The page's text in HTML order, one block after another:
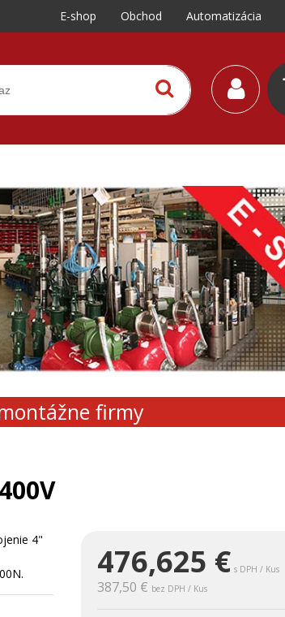
E-shop Obchod Automatizácia
firmy
476,625 € s DPH / Kus
387,50 € bez DPH / Kus
4"